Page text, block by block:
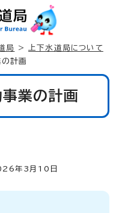
局 >
上下水道局について
計画
業の計画
年3月10日